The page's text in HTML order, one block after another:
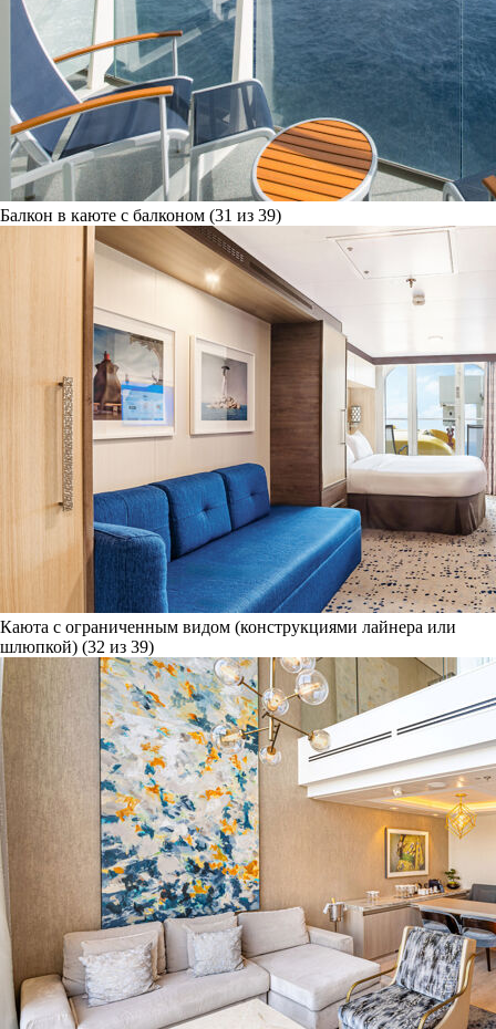
Балкон в каюте с балконом (31 из 39)
Каюта с ограниченным видом (конструкциями лайнера или
шлюпкой) (32 из 39)